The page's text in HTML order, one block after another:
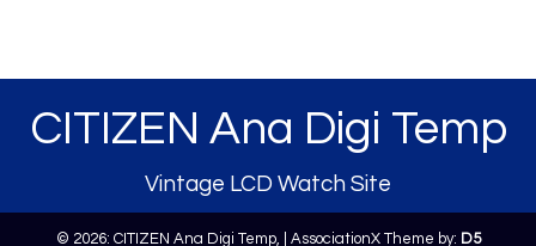
CITIZEN Ana Digi Temp
Vintage LCD Watch Site
© 2026: CITIZEN Ana Digi Temp, | AssociationX Theme by: D5